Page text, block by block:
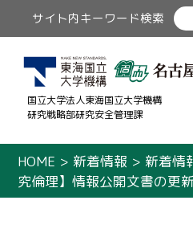
サイト内キーワード検索
国立大学法人東海国立大学機構
研究戦略部研究安全管理課
HOME > 新着情報 > 新着情
究倫理】情報公開文書の更